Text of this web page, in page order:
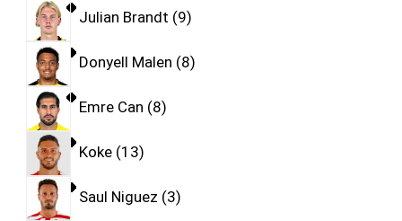
Julian Brandt 9
Donyell Malen 8
Emre Can 8
Koke 13
Saul Niguez 3